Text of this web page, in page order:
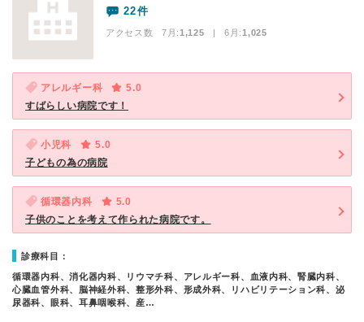
22件
アクセス数 7月:1,125 | 6月:1,025
アレルギー科
5.0
すばらしい病院です！
小児科
5.0
子どもの為の病院
循環器内科
5.0
子供のことを考えて作られた病院です。
診療科目：
循環器内科、消化器内科、リウマチ科、アレルギー科、血液内科、腎臓内科、
心臓血管外科、脳神経外科、整形外科、形成外科、リハビリテーション科、泌
尿器科、眼科、耳鼻咽喉科、産…